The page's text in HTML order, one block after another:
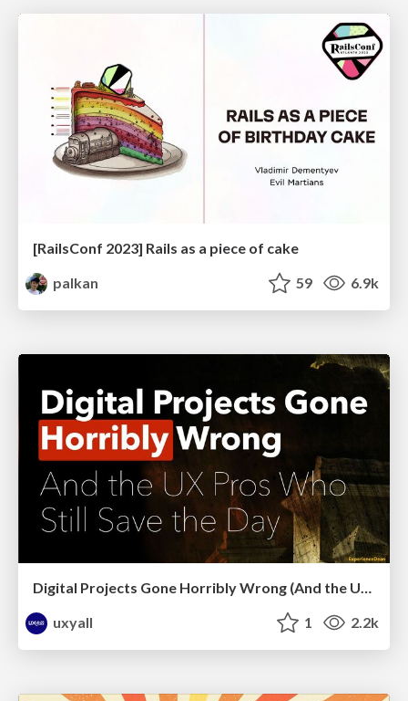
[RailsConf 2023] Rails as a piece of cake
palkan
59 6.9k
Digital Projects Gone Horribly Wrong (And the UX Pros Who Still Save the Day) - Dean Schuster
uxyall
1 2.2k